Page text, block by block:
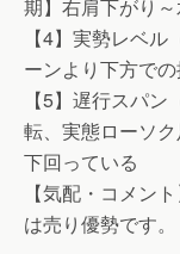
期】右肩下がり
【4】実勢レベ
ーンより下方で
【5】遅行スパ
転、実態ローソ
下回っている
【気配・コメン
は売り優勢です。